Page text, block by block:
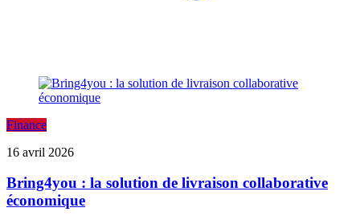
Finance
16 avril 2026
Bring4you : la solution de livraison collaborative
économique